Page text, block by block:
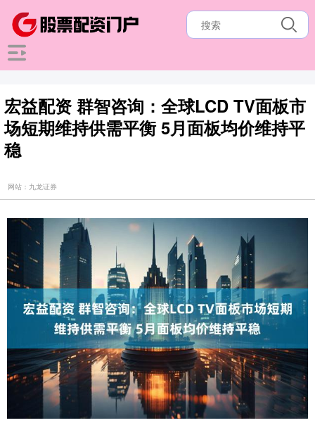
宏益配资 群智咨询：全球LCD TV面板市
场短期维持供需平衡 5月面板均价维持平
稳
网站：九龙证券